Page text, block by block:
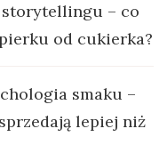
– co
od cukierka?
smaku –
lepiej niż